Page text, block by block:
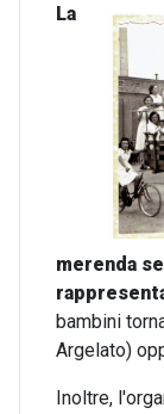
La
merenda
bambini
Argelato)
Inoltre,